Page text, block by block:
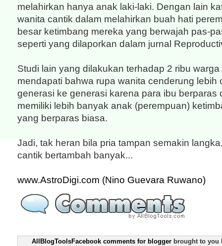
melahirkan hanya anak laki-laki. Dengan lain
wanita cantik dalam melahirkan buah hati
besar ketimbang mereka yang berwajah pas-
seperti yang dilaporkan dalam jurnal
Studi lain yang dilakukan terhadap 2 ribu warga
mendapati bahwa rupa wanita cenderung lebih
generasi ke generasi karena para ibu berparas
memiliki lebih banyak anak (perempuan)
yang berparas biasa.
Jadi, tak heran bila pria tampan semakin
cantik bertambah banyak...
www.AstroDigi.com (Nino Guevara Ruwano)
AllBlogToolsFacebook comments for blogger brought to you